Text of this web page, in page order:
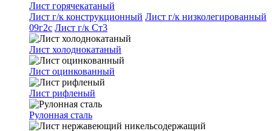
Лист горячекатаный
Лист г/к конструкционный Лист г/к низколегированный
09г2с Лист г/к Ст3
Лист холоднокатаный
Лист оцинкованный
Лист рифленый
Рулонная сталь